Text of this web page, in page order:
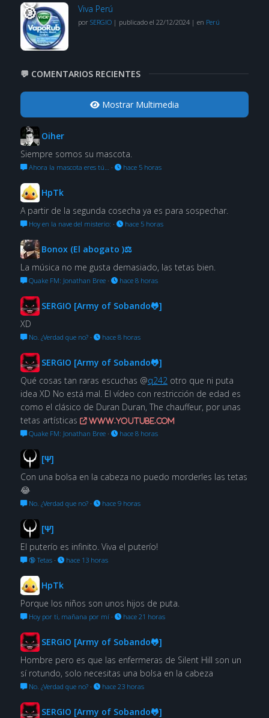
Viva Perú
por SERGIO| publicado el 22/12/2024| en Perú
💬 COMENTARIOS RECIENTES
Mostrar Multimedia
Oiher
Siempre somos su mascota.
Ahora la mascota eres tú… · hace 5 horas
HpTk
A partir de la segunda cosecha ya es para sospechar.
Hoy en la nave del misterio: · hace 5 horas
Bonox (El abogato )⚖
La música no me gusta demasiado, las tetas bien.
Quake FM: Jonathan Bree· hace 8 horas
SERGIO [Army of Sobando🐸]
XD
No. ¿Verdad que no?· hace 8 horas
SERGIO [Army of Sobando🐸]
Qué cosas tan raras escuchas @q242 otro que ni puta
idea XD No está mal. El vídeo con restricción de edad es
como el clásico de Duran Duran, The chauffeur, por unas
tetas artísticas
www.youtube.com
Quake FM: Jonathan Bree· hace 8 horas
[Ψ]
Con una bolsa en la cabeza no puedo morderles las tetas
😂
No. ¿Verdad que no?· hace 9 horas
[Ψ]
El puterío es infinito. Viva el puterío!
🔞 Tetas· hace 13 horas
HpTk
Porque los niños son unos hijos de puta.
Hoy por ti, mañana por mí· hace 21 horas
SERGIO [Army of Sobando🐸]
Hombre pero es que las enfermeras de Silent Hill son un
sí rotundo, solo necesitas una bolsa en la cabeza
No. ¿Verdad que no?· hace 23 horas
SERGIO [Army of Sobando🐸]